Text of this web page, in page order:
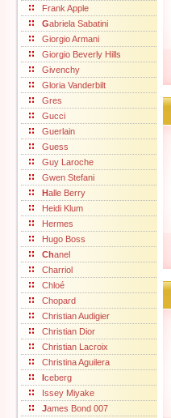
Frank Apple
Gabriela Sabatini
Giorgio Armani
Giorgio Beverly Hills
Givenchy
Gloria Vanderbilt
Gres
Gucci
Guerlain
Guess
Guy Laroche
Gwen Stefani
Halle Berry
Heidi Klum
Hermes
Hugo Boss
Chanel
Charriol
Chloé
Chopard
Christian Audigier
Christian Dior
Christian Lacroix
Christina Aguilera
Iceberg
Issey Miyake
James Bond 007